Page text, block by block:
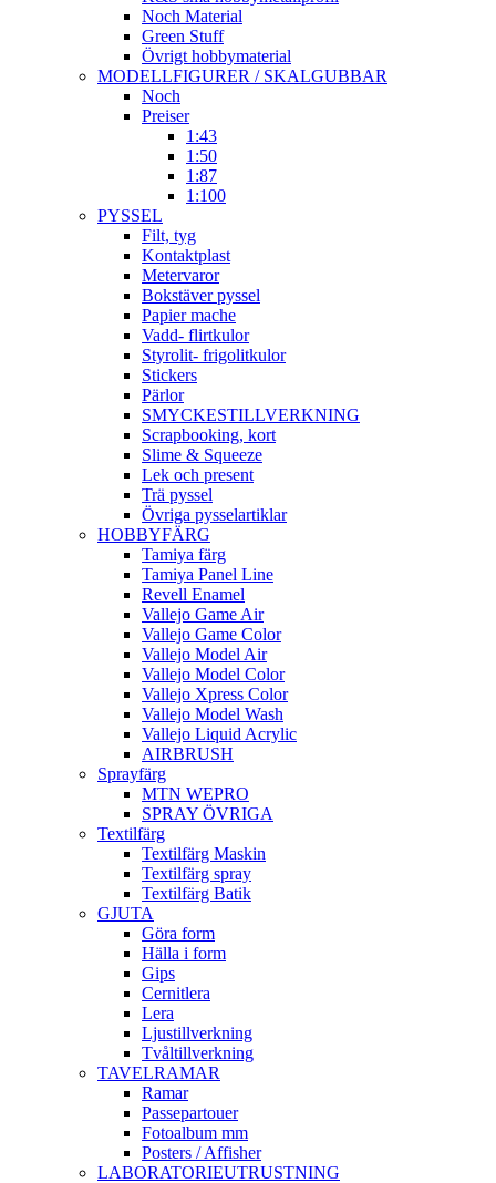
Noch Material
Green Stuff
Övrigt hobbymaterial
MODELLFIGURER / SKALGUBBAR
Noch
Preiser
1:43
1:50
1:87
1:100
PYSSEL
Filt, tyg
Kontaktplast
Metervaror
Bokstäver pyssel
Papier mache
Vadd- flirtkulor
Styrolit- frigolitkulor
Stickers
Pärlor
SMYCKESTILLVERKNING
Scrapbooking, kort
Slime & Squeeze
Lek och present
Trä pyssel
Övriga pysselartiklar
HOBBYFÄRG
Tamiya färg
Tamiya Panel Line
Revell Enamel
Vallejo Game Air
Vallejo Game Color
Vallejo Model Air
Vallejo Model Color
Vallejo Xpress Color
Vallejo Model Wash
Vallejo Liquid Acrylic
AIRBRUSH
Sprayfärg
MTN WEPRO
SPRAY ÖVRIGA
Textilfärg
Textilfärg Maskin
Textilfärg spray
Textilfärg Batik
GJUTA
Göra form
Hälla i form
Gips
Cernitlera
Lera
Ljustillverkning
Tvåltillverkning
TAVELRAMAR
Ramar
Passepartouer
Fotoalbum mm
Posters / Affisher
LABORATORIEUTRUSTNING